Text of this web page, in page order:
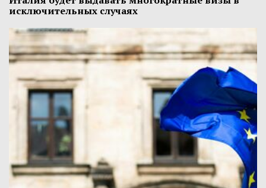
исключительных случаях